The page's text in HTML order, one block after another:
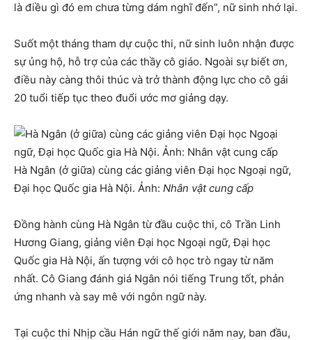
là điều gì đó em chưa từng dám nghĩ đến”, nữ sinh nhớ lại.
Suốt một tháng tham dự cuộc thi, nữ sinh luôn nhận được
sự ủng hộ, hỗ trợ của các thầy cô giáo. Ngoài sự biết ơn,
điều này càng thôi thúc và trở thành động lực cho cô gái
20 tuổi tiếp tục theo đuổi ước mơ giảng dạy.
Hà Ngân (ở giữa) cùng các giảng viên Đại học Ngoại ngữ,
Đại học Quốc gia Hà Nội. Ảnh: Nhân vật cung cấp
Đồng hành cùng Hà Ngân từ đầu cuộc thi, cô Trần Linh
Hương Giang, giảng viên Đại học Ngoại ngữ, Đại học
Quốc gia Hà Nội, ấn tượng với cô học trò ngay từ năm
nhất. Cô Giang đánh giá Ngân nói tiếng Trung tốt, phản
ứng nhanh và say mê với ngôn ngữ này.
Tại cuộc thi Nhịp cầu Hán ngữ thế giới năm nay, ban đầu,